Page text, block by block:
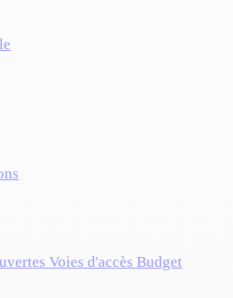
Voies d'accès Budget